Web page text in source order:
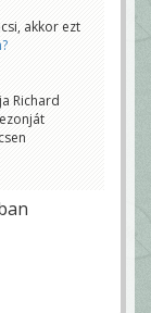
akkor ezt
Richard